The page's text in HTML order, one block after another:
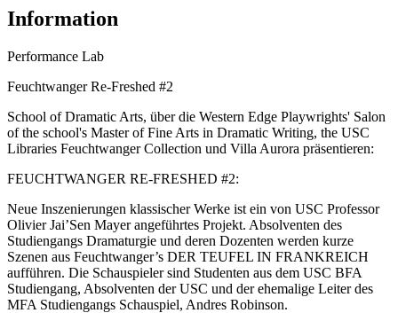
Information
Performance Lab
Feuchtwanger Re-Freshed #2
School of Dramatic Arts, über die Western Edge Playwrights' Salon
of the school's Master of Fine Arts in Dramatic Writing, the USC
Libraries Feuchtwanger Collection und Villa Aurora präsentieren:
FEUCHTWANGER RE-FRESHED #2:
Neue Inszenierungen klassischer Werke ist ein von USC Professor
Olivier Jai’Sen Mayer angeführtes Projekt. Absolventen des
Studiengangs Dramaturgie und deren Dozenten werden kurze
Szenen aus Feuchtwanger’s DER TEUFEL IN FRANKREICH
aufführen. Die Schauspieler sind Studenten aus dem USC BFA
Studiengang, Absolventen der USC und der ehemalige Leiter des
MFA Studiengangs Schauspiel, Andres Robinson.